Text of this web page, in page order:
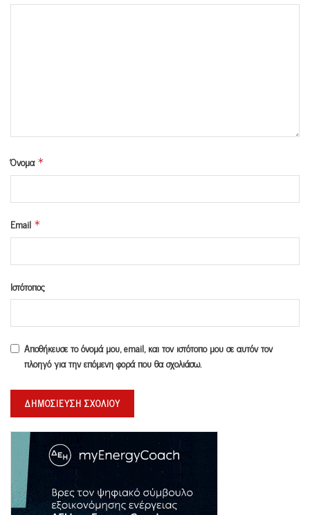
Όνομα *
Email *
Ιστότοπος
Αποθήκευσε το όνομά μου, email, και τον ιστότοπο μου σε αυτόν τον
πλοηγό για την επόμενη φορά που θα σχολιάσω.